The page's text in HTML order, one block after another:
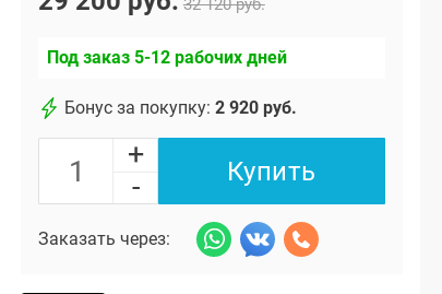
32 120 руб.
Под заказ 5-12 рабочих дней
Бонус за покупку: 2 920 руб.
+
-
Купить
Заказать через: